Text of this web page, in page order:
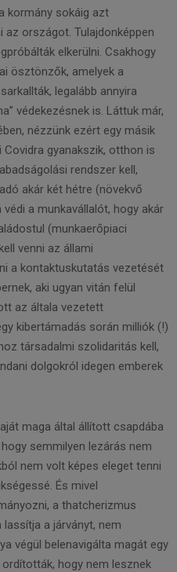
kormány sokáig azt
országot. Tulajdonképpen
elkerülni. Csakhogy
ösztönzők, amelyek a
legalább annyira
védekezésnek is. Láttuk már,
nézzünk ezért egy másik
Covidra gyanakszik, otthon is
rendszer kell,
akár két hétre (növekvő
a munkavállalót, hogy akár
(munkaerőpiaci
venni az állami
a kontaktuskutatás vezetését
aki ugyan vitán felül
az általa vezetett
kibertámadás során milliók (!)
társadalmi szolidaritás kell,
dolgokról idegen emberek
maga által állított csapdába
semmilyen lezárás nem
nem volt képes eleget tenni
És mivel
a thatcherizmus
a járványt, nem
végül belenavigálta magát egy
hogy nem lesznek